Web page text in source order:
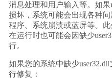
消息处理和用户输入等。如
损坏，系统可能会出现各种
程序、系统崩溃或蓝屏等。
在运行时也可能会因缺少
行。
如果您的系统中缺少
行修复：